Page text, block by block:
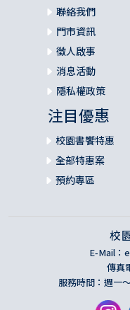
聯絡我們
門市資訊
徵人啟事
消息活動
隱私權政策
注目優惠
校園書饗特惠
全部特惠案
預約專區
校
E-Mail：
傳真
服務時間：週一